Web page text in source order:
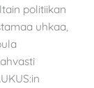
politiikan
uhkaa,